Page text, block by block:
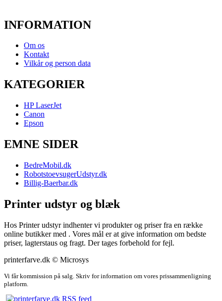
INFORMATION
Om os
Kontakt
Vilkår og person data
KATEGORIER
HP LaserJet
Canon
Epson
EMNE SIDER
BedreMobil.dk
RobotstoevsugerUdstyr.dk
Billig-Baerbar.dk
Printer udstyr og blæk
Hos Printer udstyr indhenter vi produkter og priser fra en række
online butikker med . Vores mål er at give information om bedste
priser, lagterstaus og fragt. Der tages forbehold for fejl.
printerfarve.dk © Microsys
Vi får kommission på salg. Skriv for information om vores prissammenligning
platform.